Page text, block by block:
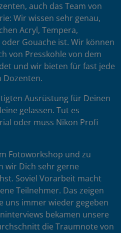
auch das Team von
Wir wissen sehr genau,
Acryl, Tempera,
Gouache ist. Wir können
von Presskohle von dem
und wir bieten für fast jede
Dozenten.
Ausrüstung für Deinen
gelassen. Tut es
oder muss Nikon Profi
Fotoworkshop und zu
wir Dich sehr gerne
Soviel Vorarbeit macht
Teilnehmer. Das zeigen
uns immer wieder gegeben
bekamen unsere
die Traumnote von